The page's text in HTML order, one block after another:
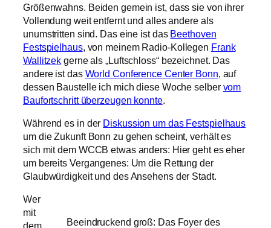
Größenwahns. Beiden gemein ist, dass sie von ihrer
Vollendung weit entfernt und alles andere als
unumstritten sind. Das eine ist das Beethoven
Festspielhaus, von meinem Radio-Kollegen Frank
Wallitzek gerne als „Luftschloss“ bezeichnet. Das
andere ist das World Conference Center Bonn, auf
dessen Baustelle ich mich diese Woche selber vom
Baufortschritt überzeugen konnte.
Während es in der Diskussion um das Festspielhaus
um die Zukunft Bonn zu gehen scheint, verhält es
sich mit dem WCCB etwas anders: Hier geht es eher
um bereits Vergangenes: Um die Rettung der
Glaubwürdigkeit und des Ansehens der Stadt.
Beeindruckend groß: Das Foyer des
Wer
mit
dem